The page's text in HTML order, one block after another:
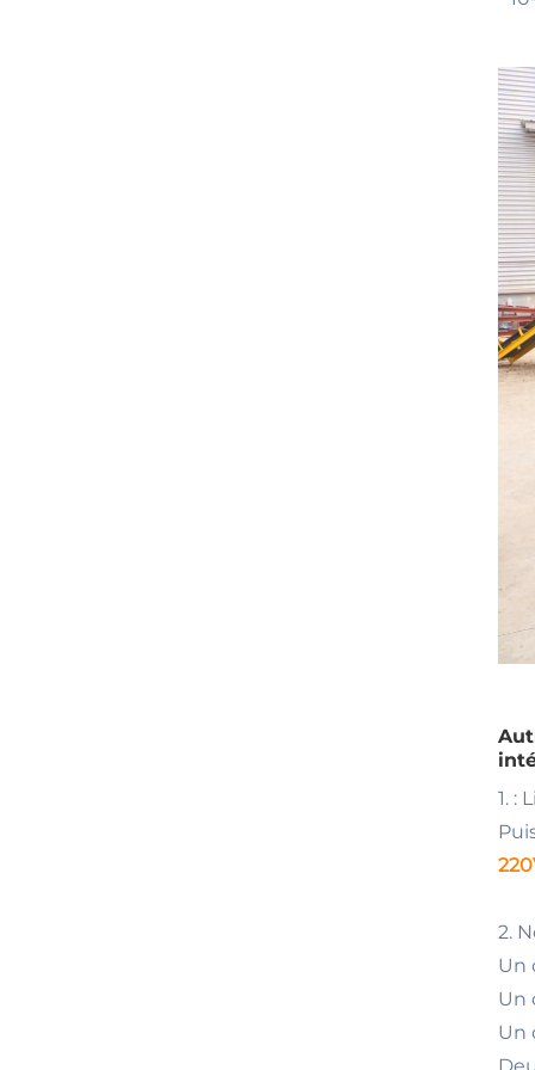
1. :
2.
Un
Un
Un